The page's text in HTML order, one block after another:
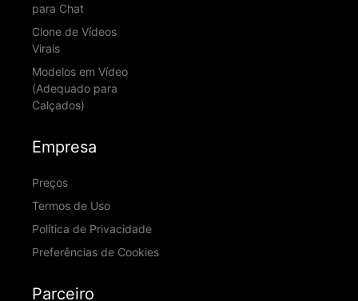
para Chat
Clone de Vídeos
Virais
Modelos em Vídeo
(Adequado para
Calçados)
Empresa
Preços
Termos de Uso
Política de Privacidade
Preferências de Cookies
Parceiro